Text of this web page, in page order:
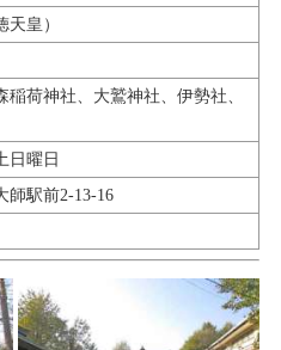
皇）
稲荷神社、大鷲神社、伊勢社、
日曜日
師駅前2-13-16